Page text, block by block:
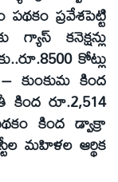
ప్రవేశపెట్టి
కనెక్షన్లు
కోట్లు
కుంకుమ కింద
కింద రూ.2,514
కింద డ్వాక్రా
మహిళల ఆర్థిక